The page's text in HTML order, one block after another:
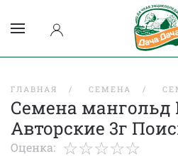
ГЛАВНАЯ СЕМЕНА
Семена мангольд
Авторские 3г
Оценка: